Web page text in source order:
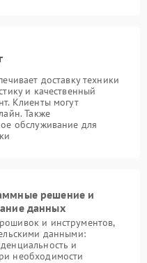
доставку техники
и качественный
Клиенты могут
Также
обслуживание для
решение и
данных
и инструментов,
данными:
и
необходимости